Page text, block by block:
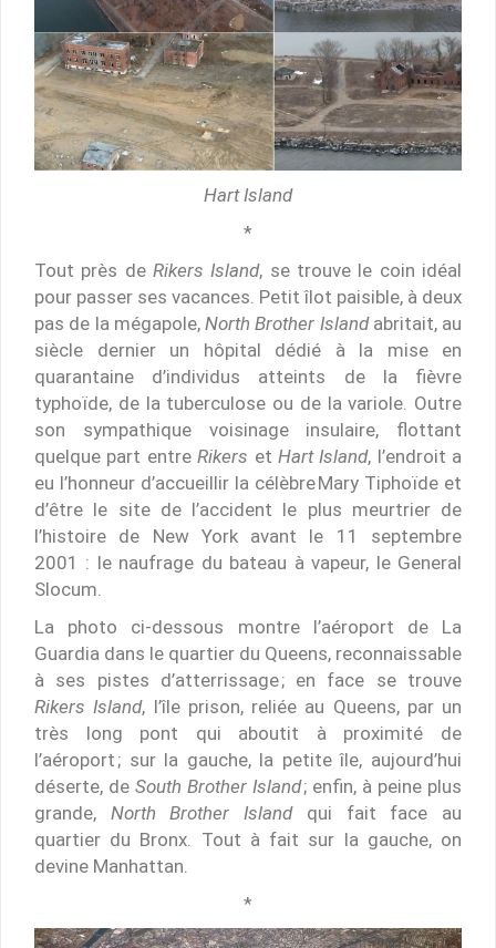
Hart Island
*
Tout près de Rikers Island, se trouve le coin idéal
pour passer ses vacances. Petit îlot paisible, à deux
pas de la mégapole, North Brother Islandabritait, au
siècle dernier un hôpital dédié à la mise en
quarantaine d’individus atteints de la fièvre
typhoïde, de la tuberculose ou de la variole. Outre
son sympathique voisinage insulaire, flottant
quelque part entreRikers et Hart Island, l’endroit a
eu l’honneur d’accueillir la célèbre Mary Tiphoïde et
d’être le site de l’accident le plus meurtrier de
l’histoire de New York avant le 11 septembre
2001 : le naufrage du bateau à vapeur, le General
Slocum.
La photo ci-dessous montre l’aéroport de La
Guardia dans le quartier du Queens, reconnaissable
à ses pistes d’atterrissage ; en face se trouve
Rikers Island, l’île prison, reliée au Queens, par un
très long pont qui aboutit à proximité de
l’aéroport ; sur la gauche, la petite île, aujourd’hui
déserte, de South Brother Island; enfin, à peine plus
grande, North Brother Islandqui fait face au
quartier du Bronx. Tout à fait sur la gauche, on
devine Manhattan.
*